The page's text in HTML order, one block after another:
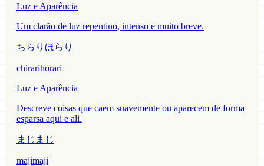
Luz e Aparência
Um clarão de luz repentino, intenso e muito breve.
ちらりほらり
chirarihorari
Luz e Aparência
Descreve coisas que caem suavemente ou aparecem de forma
esparsa aqui e ali.
まじまじ
majimaji